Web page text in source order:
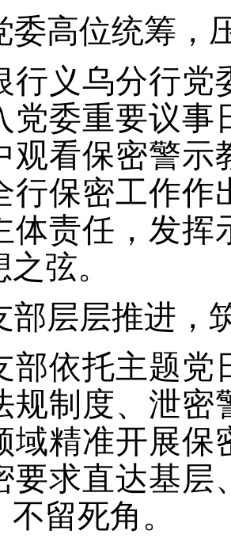
委高位统筹，
行 义乌分行党
党委重要议事
观看保密警示
行保密工作作
体责任，发挥
弦。
部层层推进，
部依托主题党
规制度、泄密
域精准开展
要求直达基层
留死角。